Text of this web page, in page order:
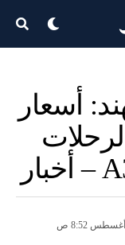
أسعار
أشهر لرحلات